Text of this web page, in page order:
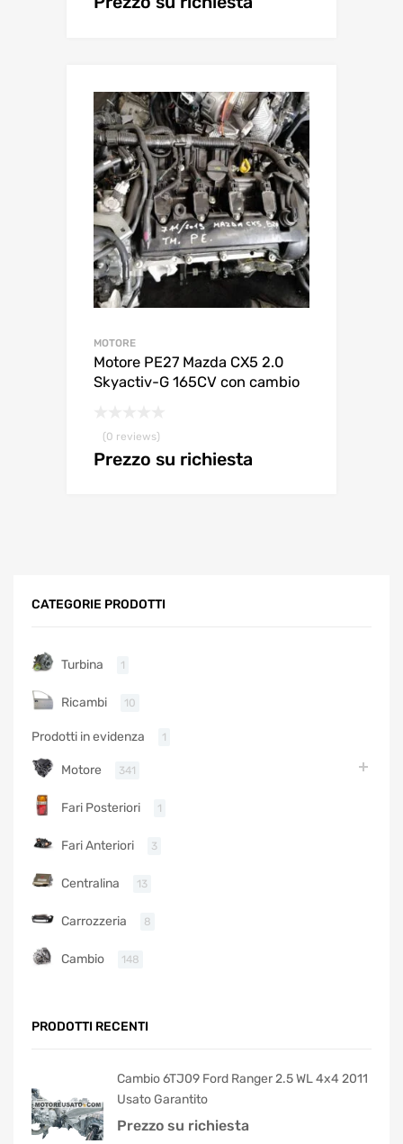
MOTORE
Motore PE27 Mazda CX5 2.0
Skyactiv-G 165CV con cambio
(0 reviews)
Prezzo su richiesta
CATEGORIE PRODOTTI
Turbina 1
Ricambi 10
Prodotti in evidenza 1
Motore 341
Fari Posteriori 1
Fari Anteriori 3
Centralina 13
Carrozzeria 8
Cambio 148
PRODOTTI RECENTI
Cambio 6TJ09 Ford Ranger 2.5 WL 4x4 2011
Usato Garantito
Prezzo su richiesta